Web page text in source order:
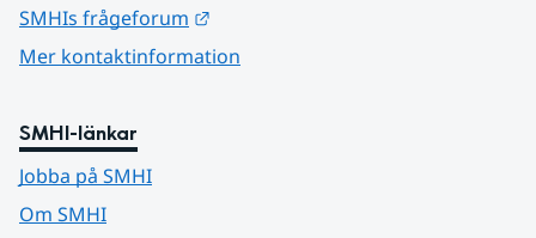
SMHIs frågeforum
Mer kontaktinformation
SMHI-länkar
Jobba på SMHI
Om SMHI